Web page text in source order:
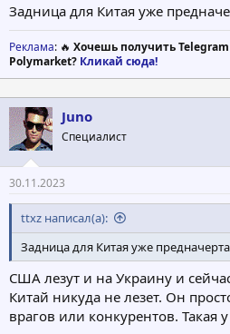
Задница для Китая уже
Реклама: 🔥 Хочешь получить
Polymarket? Кликай сюда!
Juno
Специалист
30.11.2023
ttxz написал(а):
Задница для Китая уже
США лезут и на Украину и
Китай никуда не лезет. Он
врагов или конкурентов. Такая